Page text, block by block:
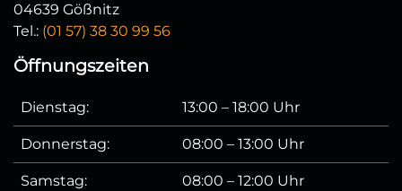
04639 Gößnitz
Tel.: (01 57) 38 30 99 56
Öffnungszeiten
Dienstag: 13:00 – 18:00 Uhr
Donnerstag: 08:00 – 13:00 Uhr
Samstag: 08:00 – 12:00 Uhr